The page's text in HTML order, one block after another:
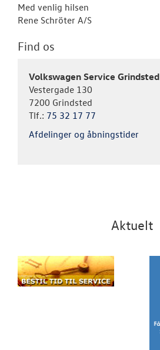
Med venlig hilsen
Rene Schröter A/S
Find os
Volkswagen Service Grindsted
Vestergade 130
7200 Grindsted
Tlf.: 75 32 17 77
Afdelinger og åbningstider
Aktuelt